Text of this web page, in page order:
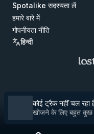
Spotalike सदस्यता लें
हमारे बारे में
गोपनीयता नीति
हिन्दी
कोई ट्रैक नहीं चल रहा
खोजने के लिए बहुत कुछ